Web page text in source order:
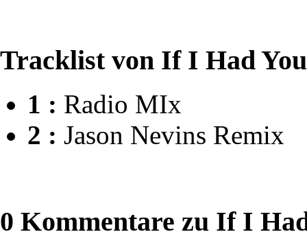
Tracklist von If I Had You
1 : Radio MIx
2 : Jason Nevins Remix
0 Kommentare zu If I